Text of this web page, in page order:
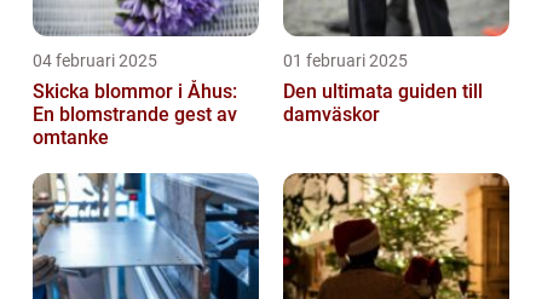
04 februari 2025
Skicka blommor i Åhus:
En blomstrande gest av
omtanke
01 februari 2025
Den ultimata guiden till
damväskor